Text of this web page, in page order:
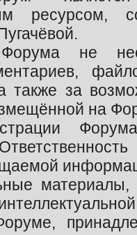
ресурсом,
не
также за
на